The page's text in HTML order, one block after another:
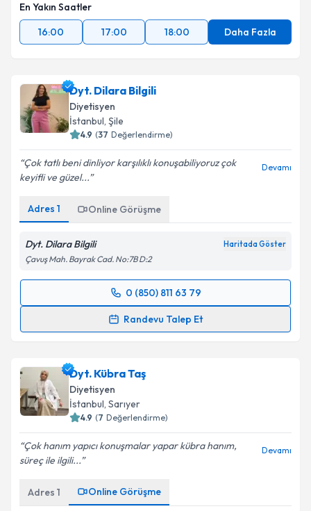
En Yakın Saatler
16:00
17:00 18:00 Daha Fazla
Dyt. Dilara Bilgili
Diyetisyen
İstanbul, Şile
4.9 (37 Değerlendirme)
Çok tatlı beni dinliyor karşılıklı konuşabiliyoruz çok
keyifli ve güzel...
Devamı
Adres 1 Online Görüşme
Dyt. Dilara Bilgili Haritada Göster
Çavuş Mah. Bayrak Cad. No:7B D:2
0 (850) 811 63 79
Randevu Talep Et
Randevu Takvimi Talebi
takvim hazırlandığında e-posta ile bilgilendireceğiz.
E-posta Adresiniz
kapsamda işlenmesini kabul ediyorum.
Dyt. Kübra Taş
Diyetisyen
İstanbul, Sarıyer
4.9 (7 Değerlendirme)
Çok hanım yapıcı konuşmalar yapar kübra hanım,
süreç ile ilgili...
Devamı
Adres 1 Online Görüşme